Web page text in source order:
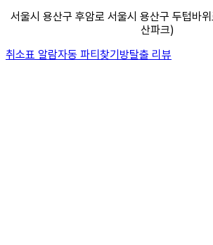
서울시 용산구 후암로 서울시 용산구 두텁바
산파크)
취소표 알람자동 파티찾기 방탈출 리뷰